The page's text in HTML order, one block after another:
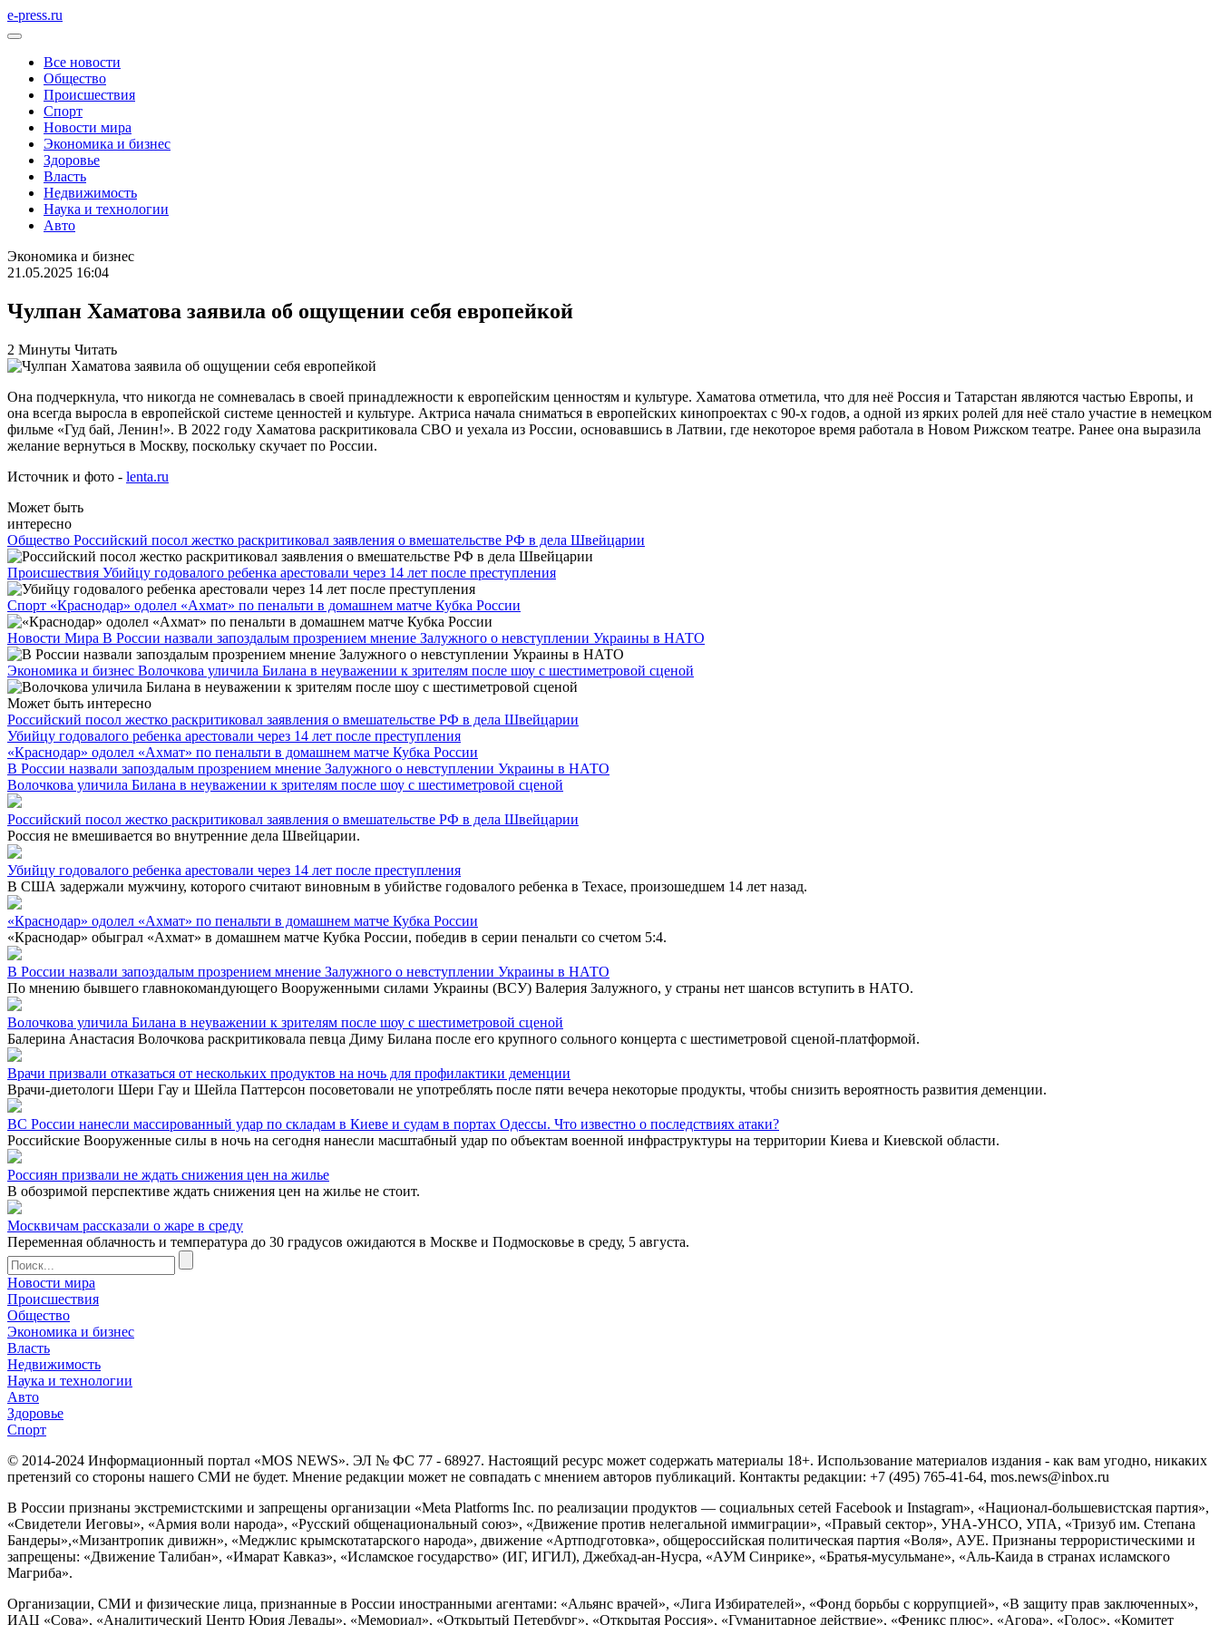
e-press.ru
Все новости
Общество
Происшествия
Спорт
Новости мира
Экономика и бизнес
Здоровье
Власть
Недвижимость
Наука и технологии
Авто
Экономика и бизнес
21.05.2025 16:04
Чулпан Хаматова заявила об ощущении себя европейкой
2 Минуты Читать
Она подчеркнула, что никогда не сомневалась в своей принадлежности к европейским ценностям и культуре. Хаматова отметила, что для неё Россия и Татарстан являются частью Европы, и
она всегда выросла в европейской системе ценностей и культуре. Актриса начала сниматься в европейских кинопроектах с 90-х годов, а одной из ярких ролей для неё стало участие в немецком
фильме «Гуд бай, Ленин!». В 2022 году Хаматова раскритиковала СВО и уехала из России, основавшись в Латвии, где некоторое время работала в Новом Рижском театре. Ранее она выразила
желание вернуться в Москву, поскольку скучает по России.
Источник и фото - lenta.ru
Может быть
интересно
Общество Российский посол жестко раскритиковал заявления о вмешательстве РФ в дела Швейцарии
Происшествия Убийцу годовалого ребенка арестовали через 14 лет после преступления
Спорт «Краснодар» одолел «Ахмат» по пенальти в домашнем матче Кубка России
Новости Мира В России назвали запоздалым прозрением мнение Залужного о невступлении Украины в НАТО
Экономика и бизнес Волочкова уличила Билана в неуважении к зрителям после шоу с шестиметровой сценой
Может быть интересно
Российский посол жестко раскритиковал заявления о вмешательстве РФ в дела Швейцарии
Убийцу годовалого ребенка арестовали через 14 лет после преступления
«Краснодар» одолел «Ахмат» по пенальти в домашнем матче Кубка России
В России назвали запоздалым прозрением мнение Залужного о невступлении Украины в НАТО
Волочкова уличила Билана в неуважении к зрителям после шоу с шестиметровой сценой
Российский посол жестко раскритиковал заявления о вмешательстве РФ в дела Швейцарии
Россия не вмешивается во внутренние дела Швейцарии.
Убийцу годовалого ребенка арестовали через 14 лет после преступления
В США задержали мужчину, которого считают виновным в убийстве годовалого ребенка в Техасе, произошедшем 14 лет назад.
«Краснодар» одолел «Ахмат» по пенальти в домашнем матче Кубка России
«Краснодар» обыграл «Ахмат» в домашнем матче Кубка России, победив в серии пенальти со счетом 5:4.
В России назвали запоздалым прозрением мнение Залужного о невступлении Украины в НАТО
По мнению бывшего главнокомандующего Вооруженными силами Украины (ВСУ) Валерия Залужного, у страны нет шансов вступить в НАТО.
Волочкова уличила Билана в неуважении к зрителям после шоу с шестиметровой сценой
Балерина Анастасия Волочкова раскритиковала певца Диму Билана после его крупного сольного концерта с шестиметровой сценой-платформой.
Врачи призвали отказаться от нескольких продуктов на ночь для профилактики деменции
Врачи-диетологи Шери Гау и Шейла Паттерсон посоветовали не употреблять после пяти вечера некоторые продукты, чтобы снизить вероятность развития деменции.
ВС России нанесли массированный удар по складам в Киеве и судам в портах Одессы. Что известно о последствиях атаки?
Российские Вооруженные силы в ночь на сегодня нанесли масштабный удар по объектам военной инфраструктуры на территории Киева и Киевской области.
Россиян призвали не ждать снижения цен на жилье
В обозримой перспективе ждать снижения цен на жилье не стоит.
Москвичам рассказали о жаре в среду
Переменная облачность и температура до 30 градусов ожидаются в Москве и Подмосковье в среду, 5 августа.
Новости мира
Происшествия
Общество
Экономика и бизнес
Власть
Недвижимость
Наука и технологии
Авто
Здоровье
Спорт
© 2014-2024 Информационный портал «MOS NEWS». ЭЛ № ФС 77 - 68927. Настоящий ресурс может содержать материалы 18+. Использование материалов издания - как вам угодно, никаких
претензий со стороны нашего СМИ не будет. Мнение редакции может не совпадать с мнением авторов публикаций. Контакты редакции: +7 (495) 765-41-64, mos.news@inbox.ru
В России признаны экстремистскими и запрещены организации «Meta Platforms Inc. по реализации продуктов — социальных сетей Facebook и Instagram», «Национал-большевистская партия»,
«Свидетели Иеговы», «Армия воли народа», «Русский общенациональный союз», «Движение против нелегальной иммиграции», «Правый сектор», УНА-УНСО, УПА, «Тризуб им. Степана
Бандеры»,«Мизантропик дивижн», «Меджлис крымскотатарского народа», движение «Артподготовка», общероссийская политическая партия «Воля», АУЕ. Признаны террористическими и
запрещены: «Движение Талибан», «Имарат Кавказ», «Исламское государство» (ИГ, ИГИЛ), Джебхад-ан-Нусра, «АУМ Синрике», «Братья-мусульмане», «Аль-Каида в странах исламского
Магриба».
Организации, СМИ и физические лица, признанные в России иностранными агентами: «Альянс врачей», «Лига Избирателей», «Фонд борьбы с коррупцией», «В защиту прав заключенных»,
ИАЦ «Сова», «Аналитический Центр Юрия Левады», «Мемориал», «Открытый Петербург», «Открытая Россия», «Гуманитарное действие», «Феникс плюс», «Агора», «Голос», «Комитет